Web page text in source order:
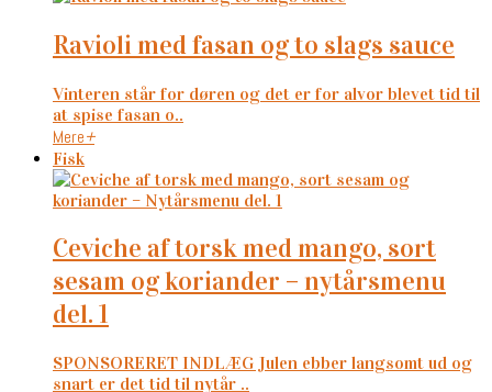
ravioli med fasan og to slags sauce
Vinteren står for døren og det er for alvor blevet tid til
at spise fasan o..
Mere+
Fisk
ceviche af torsk med mango, sort
sesam og koriander – nytårsmenu
del. 1
SPONSORERET INDLÆG Julen ebber langsomt ud og
snart er det tid til nytår ..